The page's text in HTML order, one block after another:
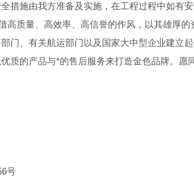
措施由我方准备及实施，在工程过程中如有
高质量、高效率、高信誉的作风，以其雄厚
门、有关航运部门以及国家大中型企业建立
质的产品与*的售后服务来打造金色品牌。愿
号